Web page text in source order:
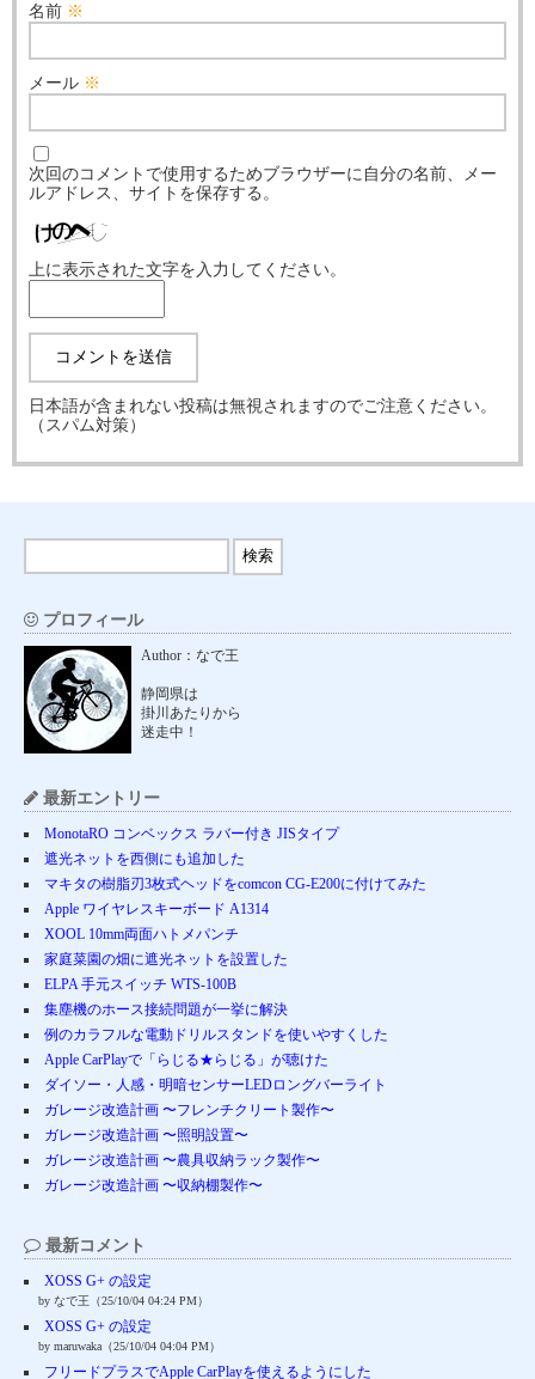
名前 ※
メール ※
次回のコメントで使用するためブラウザーに自分の名前、メー
ルアドレス、サイトを保存する。
上に表示された文字を入力してください。
日本語が含まれない投稿は無視されますのでご注意ください。
（スパム対策）
プロフィール
Author：なで王
静岡県は
掛川あたりから
迷走中！
最新エントリー
MonotaRO コンベックス ラバー付き JISタイプ
遮光ネットを西側にも追加した
マキタの樹脂刃3枚式ヘッドをcomcon CG-E200に付けてみた
Apple ワイヤレスキーボード A1314
XOOL 10mm両面ハトメパンチ
家庭菜園の畑に遮光ネットを設置した
ELPA 手元スイッチ WTS-100B
集塵機のホース接続問題が一挙に解決
例のカラフルな電動ドリルスタンドを使いやすくした
Apple CarPlayで「らじる★らじる」が聴けた
ダイソー・人感・明暗センサーLEDロングバーライト
ガレージ改造計画 〜フレンチクリート製作〜
ガレージ改造計画 〜照明設置〜
ガレージ改造計画 〜農具収納ラック製作〜
ガレージ改造計画 〜収納棚製作〜
最新コメント
XOSS G+ の設定
by なで王（25/10/04 04:24 PM）
XOSS G+ の設定
by maruwaka（25/10/04 04:04 PM）
フリードプラスでApple CarPlayを使えるようにした